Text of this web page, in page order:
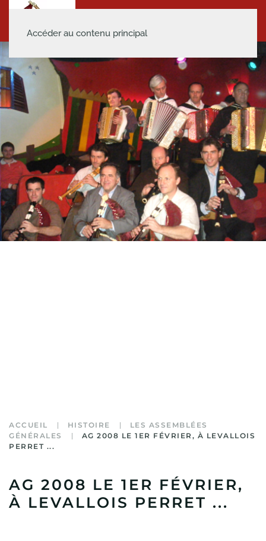
Accéder au contenu principal
ACCUEIL HISTOIRE
LES ASSEMBLÉES
GÉNÉRALES
AG 2008 LE 1ER FÉVRIER, À LEVALLOIS
PERRET ...
AG 2008 LE 1ER FÉVRIER,
À LEVALLOIS PERRET ...